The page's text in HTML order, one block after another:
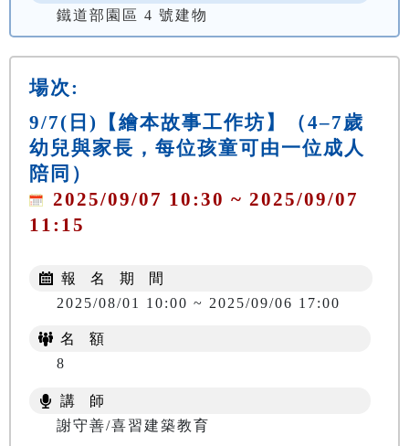
鐵道部園區 4 號建物
場次:
9/7(日)【繪本故事工作坊】（4–7歲
幼兒與家長，每位孩童可由一位成人
陪同）
2025/09/07 10:30 ~ 2025/09/07
11:15
報 名 期 間
2025/08/01 10:00 ~ 2025/09/06 17:00
名 額
8
講 師
謝守善/喜習建築教育